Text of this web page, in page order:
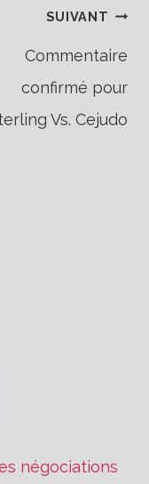
SUIVANT
Commentaire
confirmé pour
Vs. Cejudo
négociations